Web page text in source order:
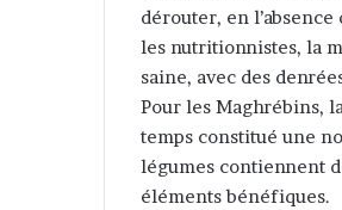
dérouter, en
les nutritionnistes, la
saine, avec des
Pour les Maghrébins,
temps constitué une
légumes contiennent
éléments bénéfiques.